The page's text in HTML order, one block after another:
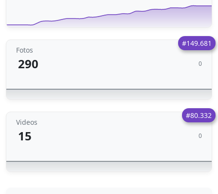
#149.681
Fotos
290 0
#80.332
Videos
15 0